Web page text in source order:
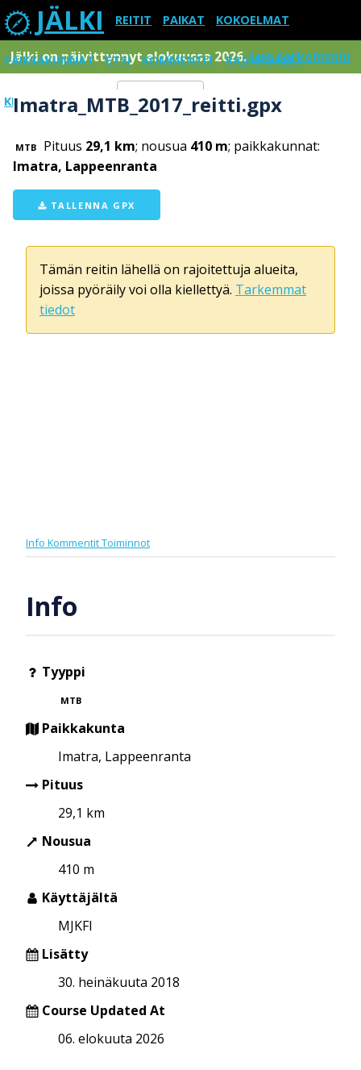
JÄLKI REITIT PAIKAT KOKOELMAT
PAIKKAKUNNAT ETSI KOMMENTIT RAJOITUKSET
KIRJAUDU SISÄÄN Menu
Jälki on päivittynnyt elokuussa 2026.Lue tarkemmin
Imatra_MTB_2017_reitti.gpx
MTB Pituus 29,1 km; nousua 410 m; paikkakunnat:
Imatra, Lappeenranta
TALLENNA GPX
Tämän reitin lähellä on rajoitettuja alueita,
joissa pyöräily voi olla kiellettyä. Tarkemmat
tiedot
Info KommentitToiminnot
Info
Tyyppi
MTB
Paikkakunta
Imatra, Lappeenranta
Pituus
29,1 km
Nousua
410 m
Käyttäjältä
MJKFI
Lisätty
30. heinäkuuta 2018
Course Updated At
06. elokuuta 2026